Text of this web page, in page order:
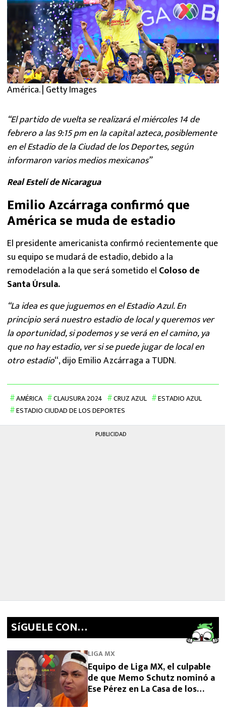
América. | Getty Images
“El partido de vuelta se realizará el miércoles 14 de
febrero a las 9:15 pm en la capital azteca, posiblemente
en el Estadio de la Ciudad de los Deportes, según
informaron varios medios mexicanos”
Real Estelí de Nicaragua
Emilio Azcárraga confirmó que
América se muda de estadio
El presidente americanista confirmó recientemente que
su equipo se mudará de estadio, debido a la
remodelación a la que será sometido el Coloso de
Santa Úrsula.
“La idea es que juguemos en el Estadio Azul. En
principio será nuestro estadio de local y queremos ver
la oportunidad, si podemos y se verá en el camino, ya
que no hay estadio, ver si se puede jugar de local en
otro estadio“, dijo Emilio Azcárraga a TUDN.
AMÉRICA CLAUSURA 2024 CRUZ AZUL
ESTADIO AZUL
ESTADIO CIUDAD DE LOS DEPORTES
PUBLICIDAD
SíGUELE CON…
LIGA MX
Equipo de Liga MX, el culpable
de que Memo Schutz nominó a
Ese Pérez en La Casa de los